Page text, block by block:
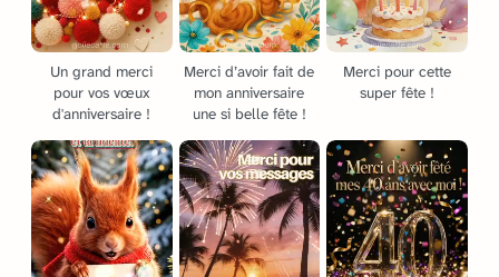
Un grand merci
pour vos vœux
d'anniversaire !
Merci d’avoir fait de
mon anniversaire
une si belle fête !
Merci pour cette
super fête !